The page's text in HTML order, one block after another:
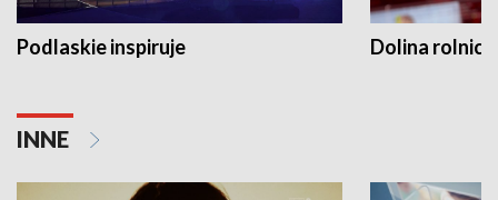
Podlaskie inspiruje Dolina
INNE